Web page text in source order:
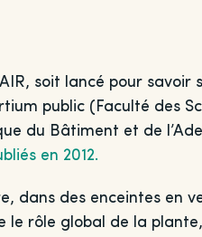
soit lancé pour savoir
public (Faculté des
du Bâtiment et de
en 2012.
dans des enceintes en
le rôle global de la